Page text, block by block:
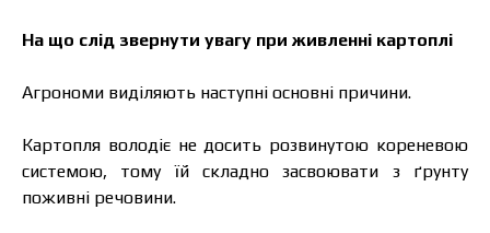
На що слід звернути увагу при живленні картоплі
Агрономи виділяють наступні основні причини.
Картопля володіє не досить розвинутою кореневою
системою, тому їй складно засвоювати з ґрунту
поживні речовини.